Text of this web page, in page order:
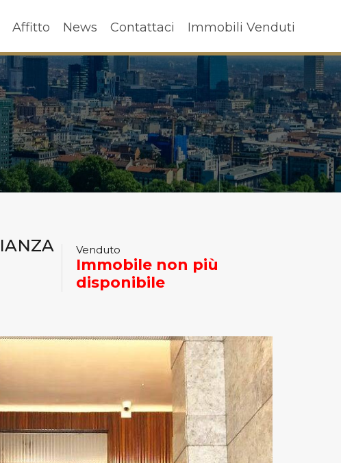
Affitto News Contattaci Immobili Venduti
Affitto News Contattaci Immobili Venduti
Venduto
Immobile non più
disponibile